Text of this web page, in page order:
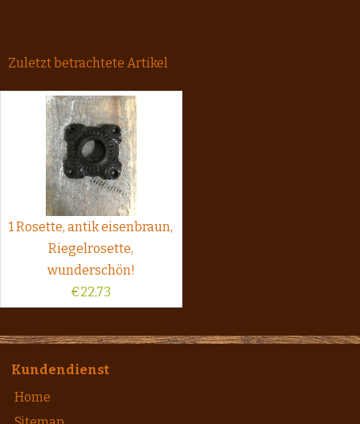
Zuletzt betrachtete Artikel
1 Rosette, antik eisenbraun,
Riegelrosette,
wunderschön!
€22,73
Kundendienst
Home